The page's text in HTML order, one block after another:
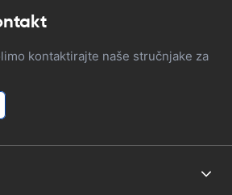
kontaktirajte naše stručnjake za